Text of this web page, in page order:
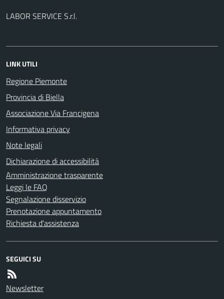
LABOR SERVICE S.r.l.
LINK UTILI
Regione Piemonte
Provincia di Biella
Associazione Via Francigena
Informativa privacy
Note legali
Dichiarazione di accessibilità
Amministrazione trasparente
Leggi le FAQ
Segnalazione disservizio
Prenotazione appuntamento
Richiesta d'assistenza
SEGUICI SU
Newsletter